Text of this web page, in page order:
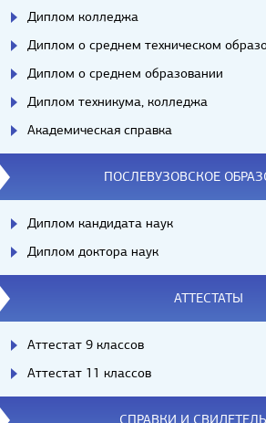
Диплом колледжа
Диплом о среднем техническом
Диплом о среднем образовании
Диплом техникума, колледжа
Академическая справка
ПОСЛЕВУЗОВСКОЕ
Диплом кандидата наук
Диплом доктора наук
АТТЕСТАТЫ
Аттестат 9 классов
Аттестат 11 классов
СПРАВКИ И